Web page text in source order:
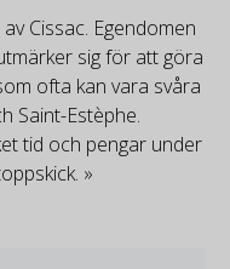
Cissac. Egendomen
sig för att göra
ofta kan vara svåra
Saint-Estèphe.
tid och pengar under
»